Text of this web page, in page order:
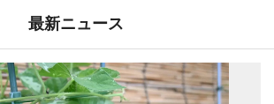
最新ニュース